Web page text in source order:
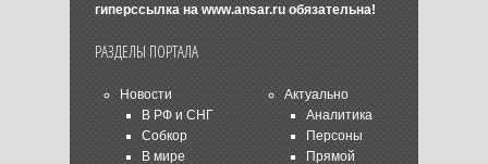
гиперссылка на www.ansar.ruобязательна!
РАЗДЕЛЫ ПОРТАЛА
Новости
В РФ и СНГ
Собкор
В мире
Актуально
Аналитика
Персоны
Прямой